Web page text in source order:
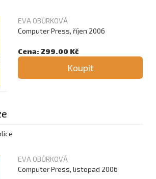
EVA OBŮRKOVÁ
Computer Press, říjen 2006
Cena: 299.00 Kč
Koupit
EVA OBŮRKOVÁ
Computer Press, listopad 2006